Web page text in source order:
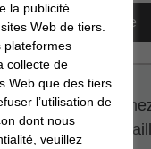
Recherche
peut
la publicité
Web de tiers.
plateformes
collecte de
Web que des tiers
l’utilisation de
dont nous
veuillez